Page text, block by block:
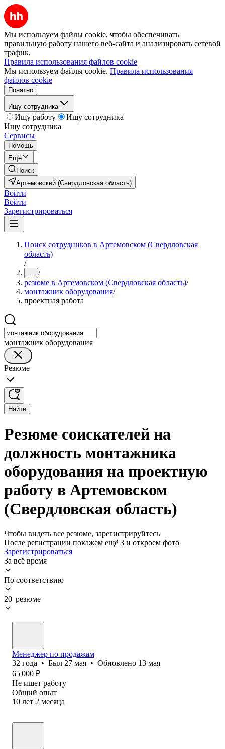
Мы используем файлы cookie, чтобы обеспечивать
правильную работу нашего веб-сайта и анализировать сетевой
трафик.
Правила использования файлов cookie
Мы используем файлы cookie. Правила использования
файлов cookie
Понятно
Ищу сотрудника
Ищу работу
Ищу сотрудника
Ищу сотрудника
Сервисы
Помощь
Ещё
Поиск
Артемовский (Свердловская область)
Войти
Войти
Зарегистрироваться
Поиск сотрудников в Артемовском (Свердловская
область)
/
... /
резюме в Артемовском (Свердловская область)/
монтажник оборудования/
проектная работа
монтажник оборудования
Резюме
Найти
Резюме соискателей на
должность монтажника
оборудования на проектную
работу в Артемовском
(Свердловская область)
Чтобы видеть все резюме, зарегистрируйтесь
После регистрации покажем ещё 3 и откроем фото
Зарегистрироваться
За всё время
По соответствию
20 резюме
Менеджер по продажам
32 года • Был 27 мая • Обновлено 13 мая
65 000 ₽
Не ищет работу
Общий опыт
10 лет 2 месяца